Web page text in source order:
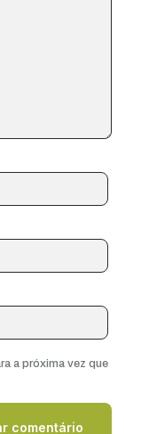
a próxima vez que